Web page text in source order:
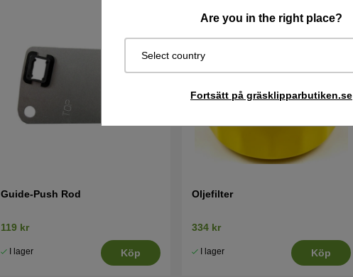
Are you in the right place?
Select country
Fortsätt på gräsklipparbutiken.se
Guide-Push Rod
119 kr
I lager Köp
Oljefilter
334 kr
I lager Köp